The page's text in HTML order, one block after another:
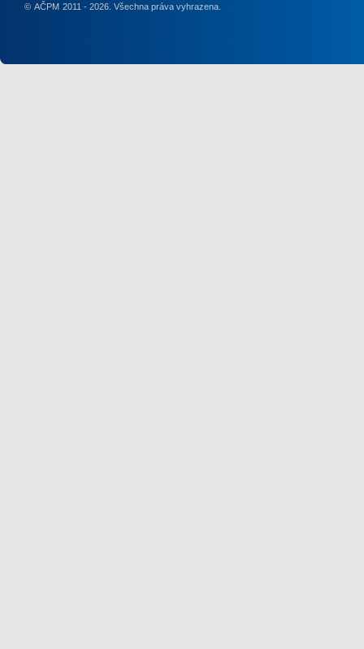
© AČPM 2011 - 2026. Všechna práva vyhrazena.